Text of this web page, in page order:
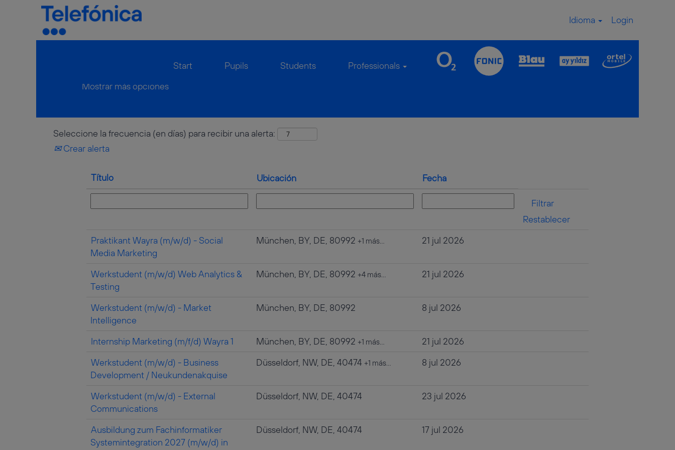
Idioma Login
Start Pupils Students Professionals
Inicio |"Marketing" en TelefonicaGermany
Resultados de búsqueda de""Marketing"".
Mostrar más opciones
Seleccione la frecuencia (en días) para recibir una alerta:
Crear alerta
Título Ubicación Fecha
Restablecer
Praktikant Wayra (m/w/d) - Social
Media Marketing
München, BY, DE, 80992 +1 más… 21 jul 2026
Werkstudent (m/w/d) Web Analytics &
Testing
München, BY, DE, 80992 +4 más… 21 jul 2026
Werkstudent (m/w/d) - Market
Intelligence
München, BY, DE, 80992 8 jul 2026
Internship Marketing (m/f/d) Wayra 1 München, BY, DE, 80992 +1 más…
21 jul 2026
Werkstudent (m/w/d) - Business
Development / Neukundenakquise
Düsseldorf, NW, DE, 40474 +1 más… 8 jul 2026
Werkstudent (m/w/d) - External
Communications
Düsseldorf, NW, DE, 40474 23 jul 2026
Ausbildung zum Fachinformatiker
Systemintegration 2027 (m/w/d) in
Düsseldorf, NW, DE, 40474 17 jul 2026